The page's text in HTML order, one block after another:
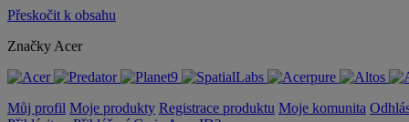
Přeskočit k obsahu
Značky Acer
Můj profil Moje produkty Registrace produktu Moje komunita